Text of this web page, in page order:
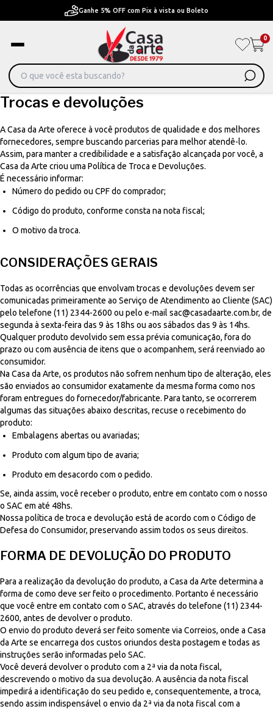
Ganhe 5% OFF com Pix à vista ou Boleto
0
Trocas e devoluções
A Casa da Arte oferece à você produtos de qualidade e dos melhores
fornecedores, sempre buscando parcerias para melhor atendê-lo.
Assim, para manter a credibilidade e a satisfação alcançada por você, a
Casa da Arte criou uma Política de Troca e Devoluções.
É necessário informar:
Número do pedido ou CPF do comprador;
Código do produto, conforme consta na nota fiscal;
O motivo da troca.
CONSIDERAÇÕES GERAIS
Todas as ocorrências que envolvam trocas e devoluções devem ser
comunicadas primeiramente ao Serviço de Atendimento ao Cliente (SAC)
pelo telefone (11) 2344-2600 ou pelo e-mail sac@casadaarte.com.br, de
segunda à sexta-feira das 9 às 18hs ou aos sábados das 9 às 14hs.
Qualquer produto devolvido sem essa prévia comunicação, fora do
prazo ou com ausência de itens que o acompanhem, será reenviado ao
consumidor.
Na Casa da Arte, os produtos não sofrem nenhum tipo de alteração, eles
são enviados ao consumidor exatamente da mesma forma como nos
foram entregues do fornecedor/fabricante. Para tanto, se ocorrerem
algumas das situações abaixo descritas, recuse o recebimento do
produto:
Embalagens abertas ou avariadas;
Produto com algum tipo de avaria;
Produto em desacordo com o pedido.
Se, ainda assim, você receber o produto, entre em contato com o nosso
o SAC em até 48hs.
Nossa política de troca e devolução está de acordo com o Código de
Defesa do Consumidor, preservando assim todos os seus direitos.
FORMA DE DEVOLUÇÃO DO PRODUTO
Para a realização da devolução do produto, a Casa da Arte determina a
forma de como deve ser feito o procedimento. Portanto é necessário
que você entre em contato com o SAC, através do telefone (11) 2344-
2600, antes de devolver o produto.
O envio do produto deverá ser feito somente via Correios, onde a Casa
da Arte se encarrega dos custos oriundos desta postagem e todas as
instruções serão informadas pelo SAC.
Você deverá devolver o produto com a 2ª via da nota fiscal,
descrevendo o motivo da sua devolução. A ausência da nota fiscal
impedirá a identificação do seu pedido e, consequentemente, a troca,
sendo assim indispensável o envio da 2ª via da nota fiscal com a